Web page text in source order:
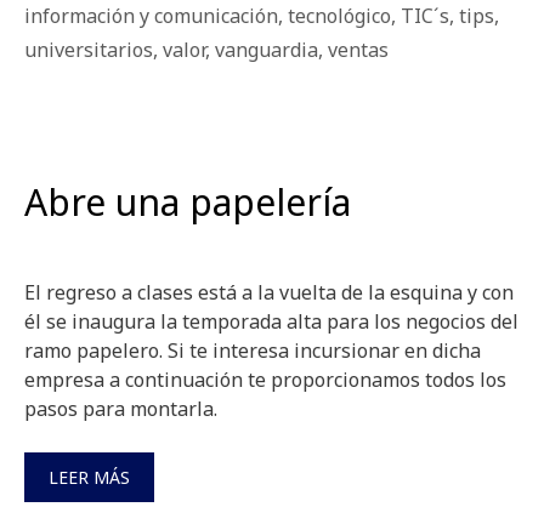
información y comunicación, tecnológico, TIC´s, tips,
universitarios, valor, vanguardia, ventas
Abre una papelería
El regreso a clases está a la vuelta de la esquina y con
él se inaugura la temporada alta para los negocios del
ramo papelero. Si te interesa incursionar en dicha
empresa a continuación te proporcionamos todos los
pasos para montarla.
LEER MÁS